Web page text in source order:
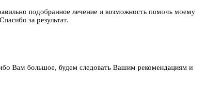
подобранное лечение и возможность помочь моему
за результат.
Вам большое, будем следовать Вашим рекомендациям и